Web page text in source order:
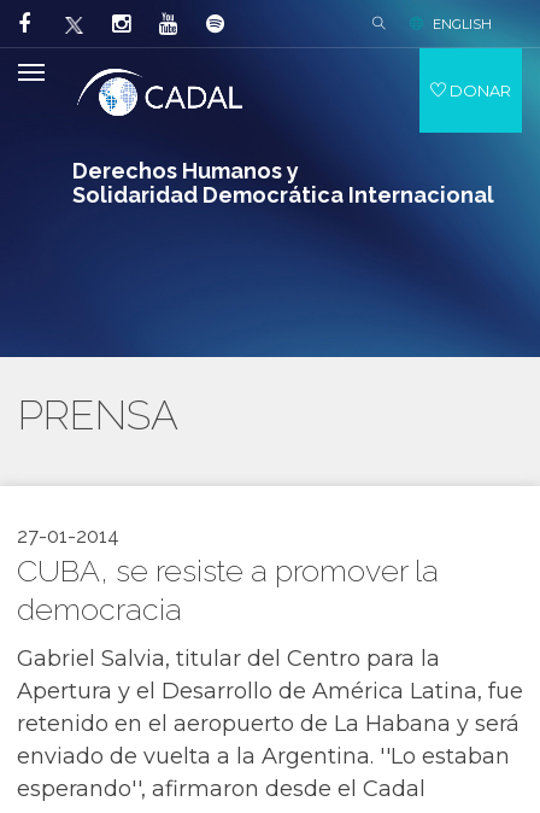
Derechos Humanos y
Solidaridad Democrática Internacional
ENGLISH
DONAR
PRENSA
27-01-2014
CUBA, se resiste a promover la
democracia
Gabriel Salvia, titular del Centro para la
Apertura y el Desarrollo de América Latina, fue
retenido en el aeropuerto de La Habana y será
enviado de vuelta a la Argentina. ''Lo estaban
esperando'', afirmaron desde el Cadal